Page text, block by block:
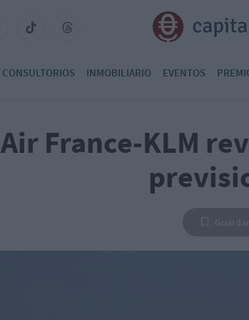
CONSULTORIOS INMOBILIARIO EVENTOS
Air France-KLM